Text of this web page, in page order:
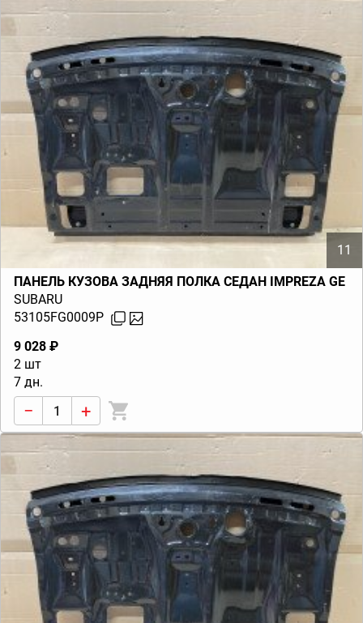
11
ПАНЕЛЬ КУЗОВА ЗАДНЯЯ ПОЛКА СЕДАН IMPREZA GE
SUBARU
53105FG0009P
9 028 ₽
2 шт
7 дн.
− +